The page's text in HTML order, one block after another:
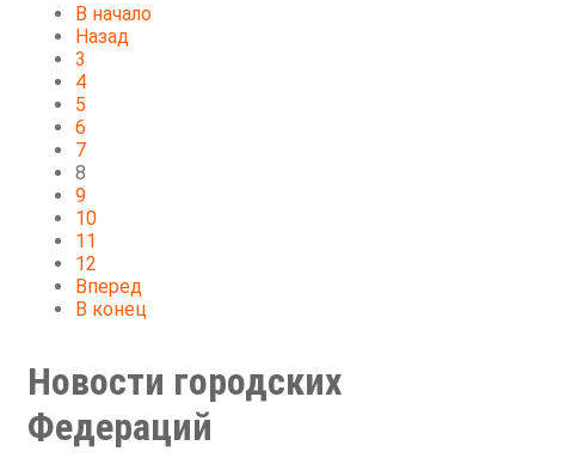
В начало
Назад
3
4
5
6
7
8
9
10
11
12
Вперед
В конец
Новости городских
Федераций